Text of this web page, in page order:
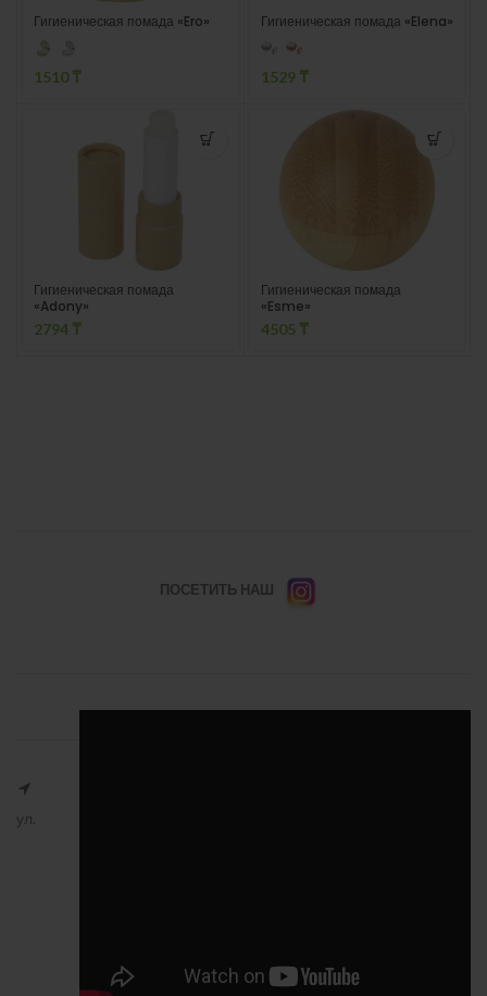
Гигиеническая помада «Ero»
1510₸
Гигиеническая помада «Elena»
1529 ₸
Гигиеническая помада
«Adony»
2794 ₸
Гигиеническая помада
«Esme»
4505 ₸
ПОСЕТИТЬ НАШ
ул.